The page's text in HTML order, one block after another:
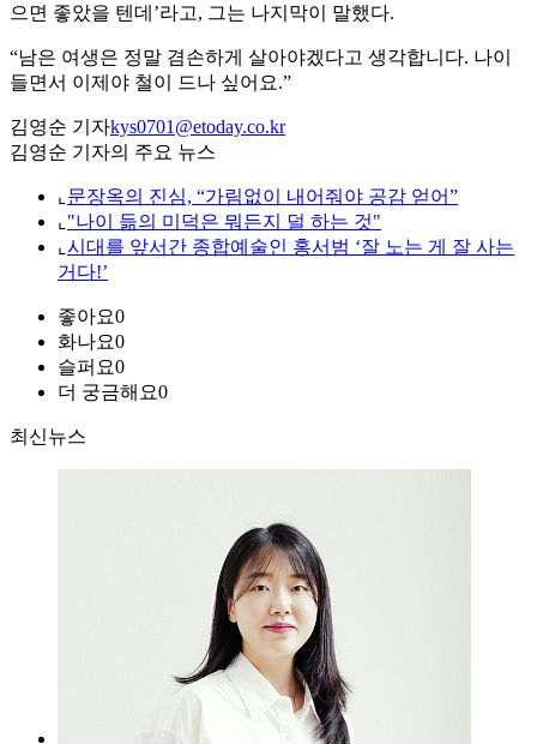
으면 좋았을 텐데’라고, 그는 나지막이 말했다.
“남은 여생은 정말 겸손하게 살아야겠다고 생각합니다. 나이
들면서 이제야 철이 드나 싶어요.”
김영순 기자kys0701@etoday.co.kr
김영순 기자의 주요 뉴스
⌞ 문장옥의 진심, “가림없이 내어줘야 공감 얻어”
⌞ "나이 듦의 미덕은 뭐든지 덜 하는 것"
⌞ 시대를 앞서간 종합예술인 홍서범 ‘잘 노는 게 잘 사는
거다!’
좋아요0
화나요0
슬퍼요0
더 궁금해요0
최신뉴스